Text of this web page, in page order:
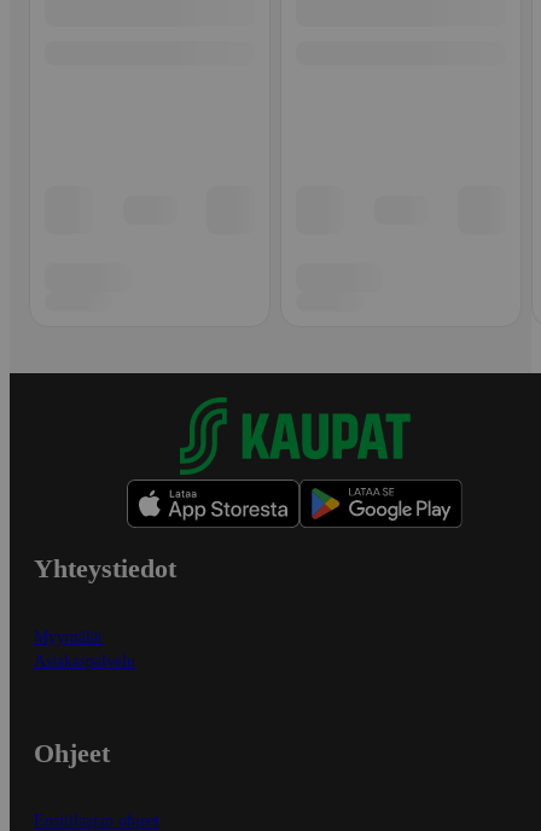
Yhteystiedot
Myymälät
Asiakaspalvelu
Ohjeet
Ensitilaajan ohjeet